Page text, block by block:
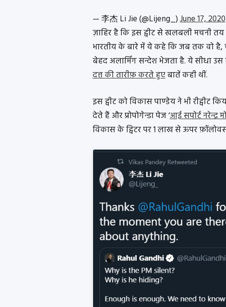
— 李杰 Li Jie (@Lijeng_)June 17, 2020
ज़ाहिर है कि इस ट्वीट से खलबली मचनी
भारतीय के बारे में ये कहे कि जब तक वो
बेहद अलार्मिंग सन्देश भेजता है. ये सीधा
दत्त की तारीफ़ करते हुएबातें कही थीं.
इस ट्वीट को विकास पाण्डेय ने भी रीट्वीट
देते हैं और प्रोपोगेन्डा पेज ‘आई सपोर्ट नरेन्द्र
विकास के ट्विटर पर 1 लाख से ऊपर